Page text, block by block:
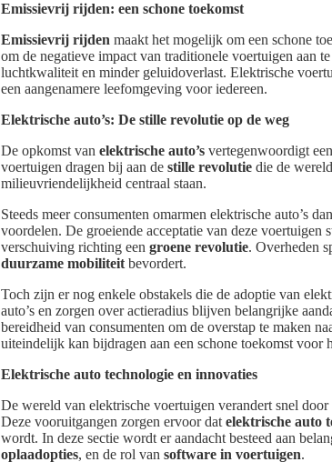
Emissievrij rijden: een schone toekomst
Emissievrij rijden maakt het mogelijk om een schone
om de negatieve impact van traditionele voertuigen aan
luchtkwaliteit en minder geluidoverlast. Elektrische
een aangenamere leefomgeving voor iedereen.
Elektrische auto’s: De stille revolutie op de weg
De opkomst van elektrische auto’s vertegenwoordigt
voertuigen dragen bij aan de stille revolutie die de
milieuvriendelijkheid centraal staan.
Steeds meer consumenten omarmen elektrische auto’s
voordelen. De groeiende acceptatie van deze voertuigen
verschuiving richting een groene revolutie. Overheden
duurzame mobiliteit bevordert.
Toch zijn er nog enkele obstakels die de adoptie van
auto’s en zorgen over actieradius blijven belangrijke
bereidheid van consumenten om de overstap te maken
uiteindelijk kan bijdragen aan een schone toekomst voor
Elektrische auto technologie en innovaties
De wereld van elektrische voertuigen verandert snel
Deze vooruitgangen zorgen ervoor dat elektrische auto
wordt. In deze sectie wordt er aandacht besteed aan
oplaadopties, en de rol van software in voertuigen.